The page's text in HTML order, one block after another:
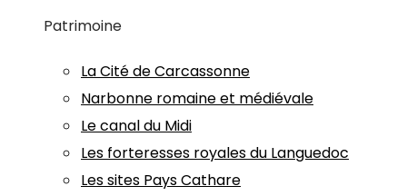
Patrimoine
La Cité de Carcassonne
Narbonne romaine et médiévale
Le canal du Midi
Les forteresses royales du Languedoc
Les sites Pays Cathare